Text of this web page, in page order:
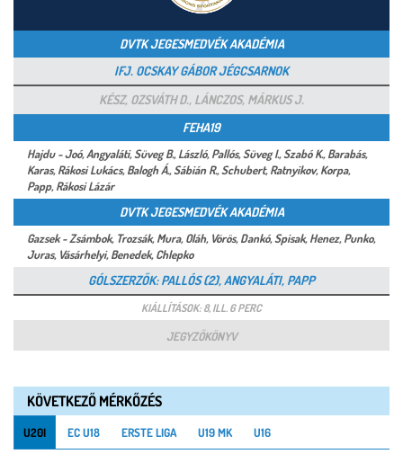
DVTK JEGESMEDVÉK AKADÉMIA
IFJ. OCSKAY GÁBOR JÉGCSARNOK
KÉSZ, OZSVÁTH D., LÁNCZOS, MÁRKUS J.
FEHA19
Hajdu - Joó, Angyaláti, Süveg B., László, Pallós, Süveg I., Szabó K., Barabás,
Karas, Rákosi Lukács, Balogh Á., Sábián R., Schubert, Ratnyikov, Korpa,
Papp, Rákosi Lázár
DVTK JEGESMEDVÉK AKADÉMIA
Gazsek - Zsámbok, Trozsák, Mura, Oláh, Vörös, Dankó, Spisak, Henez, Punko,
Juras, Vásárhelyi, Benedek, Chlepko
GÓLSZERZŐK: PALLÓS (2), ANGYALÁTI, PAPP
KIÁLLÍTÁSOK: 8, ILL. 6 PERC
JEGYZŐKÖNYV
KÖVETKEZŐ MÉRKŐZÉS
U20I EC U18 ERSTE LIGA U19 MK U16